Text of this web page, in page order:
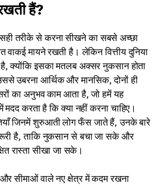
हैं?
तरीके से करना सीखने का सबसे अच्छा
मायने रखती है। लेकिन वित्तीय दुनिया
क्योंकि इसका मतलब अक्सर नुकसान होता
उबरना आर्थिक और मानसिक, दोनों ही
का अनुभव काम आता है, जो हमें यह
करता है कि क्या नहीं करना चाहिए।
जिनमें शुरुआती लोग फँस जाते हैं, उनके बारे
है, ताकि नुकसान से बचा जा सके और
रास्ता सीखा जा सके।
सीमाओं वाले नए क्षेत्र में कदम रखना